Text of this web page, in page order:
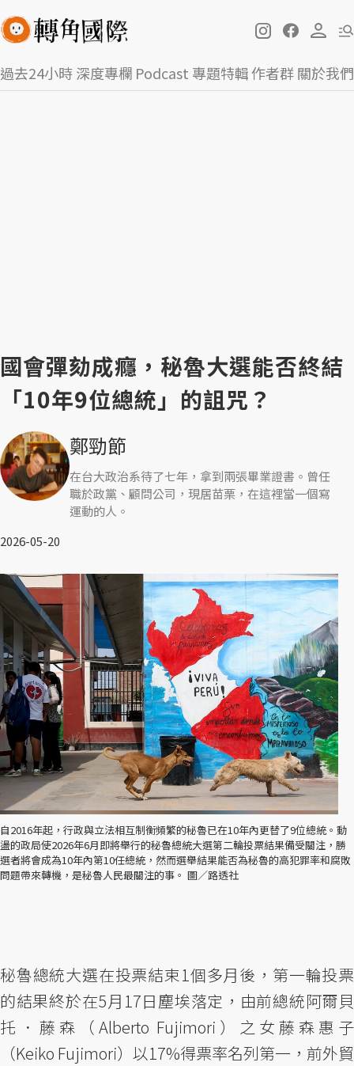
過去24小時深度專欄 Podcast 專題特輯作者群關於我們
國會彈劾成癮，秘魯大選能否終結
「10年9位總統」的詛咒？
鄭勁節
在台大政治系待了七年，拿到兩張畢業證書。曾任
職於政黨、顧問公司，現居苗栗，在這裡當一個寫
運動的人。
2026-05-20
自2016年起，行政與立法相互制衡頻繁的秘魯已在10年內更替了9位總統。動
盪的政局使2026年6月即將舉行的秘魯總統大選第二輪投票結果備受關注，勝
選者將會成為10年內第10任總統，然而選舉結果能否為秘魯的高犯罪率和腐敗
問題帶來轉機，是秘魯人民最關注的事。 圖／路透社
秘魯總統大選在投票結束1個多月後，第一輪投票
的結果終於在5月17日塵埃落定，由前總統阿爾貝
托．藤森（Alberto Fujimori）之女藤森惠子
（Keiko Fujimori）以17%得票率名列第一，前外貿